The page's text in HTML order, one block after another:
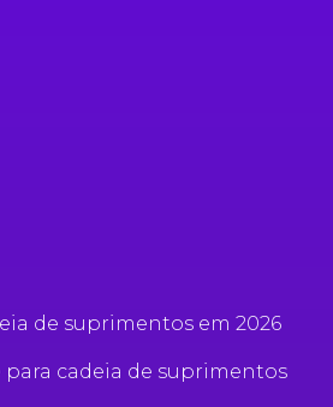
de suprimentos em 2026
cadeia de suprimentos